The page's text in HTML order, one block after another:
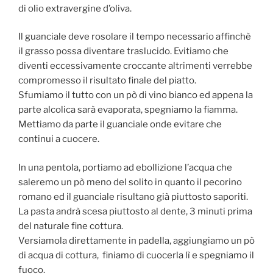
di olio extravergine d’oliva.
Il guanciale deve rosolare il tempo necessario affinchè
il grasso possa diventare traslucido. Evitiamo che
diventi eccessivamente croccante altrimenti verrebbe
compromesso il risultato finale del piatto.
Sfumiamo il tutto con un pò di vino bianco ed appena la
parte alcolica sarà evaporata, spegniamo la fiamma.
Mettiamo da parte il guanciale onde evitare che
continui a cuocere.
In una pentola, portiamo ad ebollizione l’acqua che
saleremo un pò meno del solito in quanto il pecorino
romano ed il guanciale risultano già piuttosto saporiti.
La pasta andrà scesa piuttosto al dente, 3 minuti prima
del naturale fine cottura.
Versiamola direttamente in padella, aggiungiamo un pò
di acqua di cottura, finiamo di cuocerla lì e spegniamo il
fuoco.